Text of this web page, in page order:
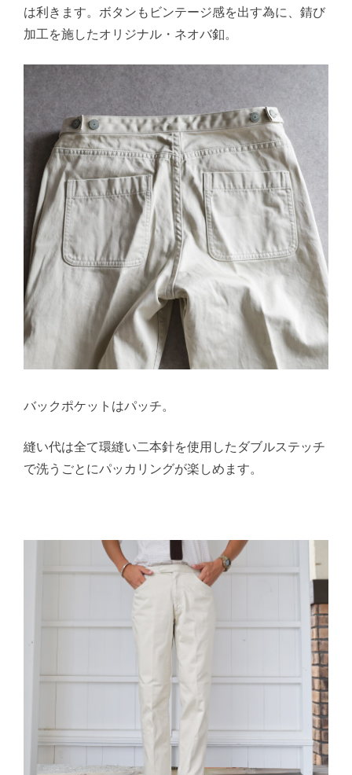
は利きます。ボタンもビンテージ感を出す為に、錆び
加工を施したオリジナル・ネオバ釦。
バックポケットはパッチ。
縫い代は全て環縫い二本針を使用したダブルステッチ
で洗うごとにパッカリングが楽しめます。